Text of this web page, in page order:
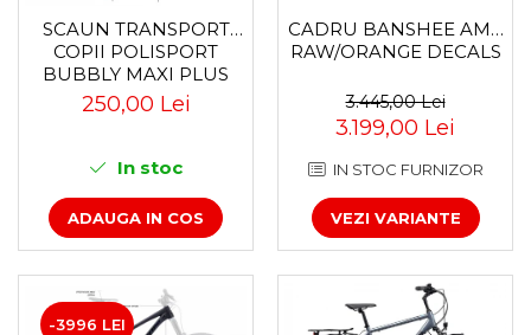
Lanțuri
Za conectare rapidă
Manete Schimbător, Frâna,
Manete frână
Manete combo
Piese manete
Manete schimbător
Manșoane și ghidolină
Ghidolină
SCAUN TRANSPORT
COPII POLISPORT
BUBBLY MAXI PLUS
CFS PRINDERE PE
PORTBAGAJ - GRI-
250,00 Lei
In stoc
ADAUGA IN COS
CADRU BANSHEE AMP
RAW/ORANGE DECALS
3.445,00 Lei
3.199,00 Lei
IN STOC FURNIZOR
VEZI VARIANTE
-3996 LEI